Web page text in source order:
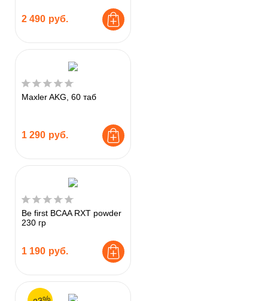
2 490 руб.
Maxler AKG, 60 таб
1 290 руб.
Be first BCAA RXT powder
230 гр
1 190 руб.